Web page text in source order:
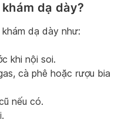
dạ dày?
dạ dày như:
khi nội soi.
cà phê hoặc rượu bia
nếu có.